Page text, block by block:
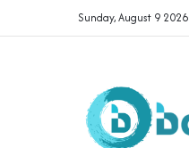
Sunday, August 9 2026